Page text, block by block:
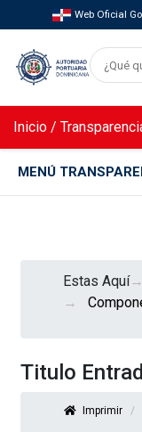
Web Oficial
Inicio /
MENÚ
Estas Aquí
Titulo
Imprimir